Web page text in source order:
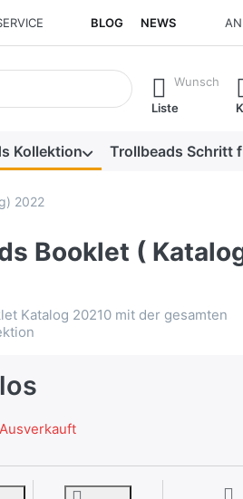
BLOG NEWS
erste Ergebnisse. Drücken Sie
Wunsch
Liste
Kollektion Trollbeads Schritt
2022
Booklet (
Katalog 20210 mit der gesamten
Ausverkauft